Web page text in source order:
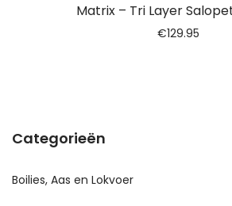
Matrix – Tri Layer
€129.95
Categorieën
Boilies, Aas en Lokvoer